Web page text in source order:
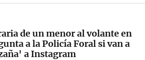
de un menor al volante en
a la Policía Foral si van a
a Instagram